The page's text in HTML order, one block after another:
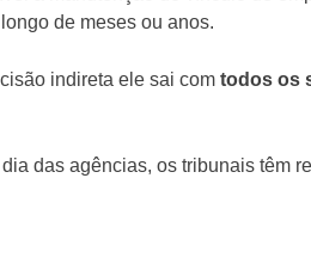
de meses ou anos.
indireta ele sai com todos os
das agências, os tribunais têm